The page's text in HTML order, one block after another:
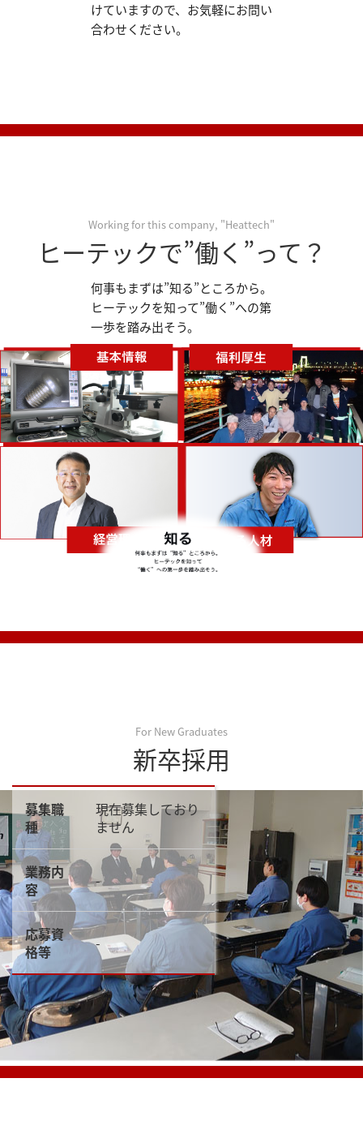
けていますので、お気軽にお問い
合わせください。
Working for this company, "Heattech"
ヒーテックで”働く”って？
何事もまずは”知る”ところから。
ヒーテックを知って”働く”への第
一歩を踏み出そう。
For New Graduates
新卒採用
募集職
種
現在募集しており
ません
業務内
容
-
応募資
格等
-